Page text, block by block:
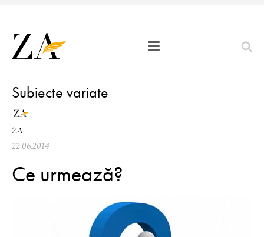
Subiecte variate
ZA
22.06.2014
Ce urmează?